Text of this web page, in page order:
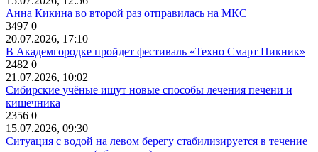
Анна Кикина во второй раз отправилась на МКС
3497 0
20.07.2026, 17:10
В Академгородке пройдет фестиваль «Техно Смарт Пикник»
2482 0
21.07.2026, 10:02
Сибирские учёные ищут новые способы лечения печени и
кишечника
2356 0
15.07.2026, 09:30
Ситуация с водой на левом берегу стабилизируется в течение